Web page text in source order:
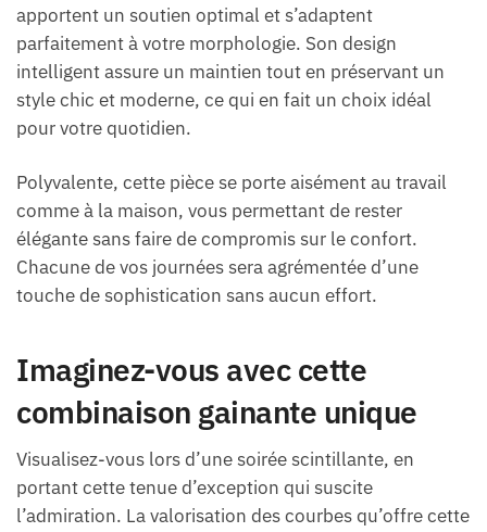
apportent un soutien optimal et s’adaptent
parfaitement à votre morphologie. Son design
intelligent assure un maintien tout en préservant un
style chic et moderne, ce qui en fait un choix idéal
pour votre quotidien.
Polyvalente, cette pièce se porte aisément au travail
comme à la maison, vous permettant de rester
élégante sans faire de compromis sur le confort.
Chacune de vos journées sera agrémentée d’une
touche de sophistication sans aucun effort.
Imaginez-vous avec cette
combinaison gainante unique
Visualisez-vous lors d’une soirée scintillante, en
portant cette tenue d’exception qui suscite
l’admiration. La valorisation des courbes qu’offre cette